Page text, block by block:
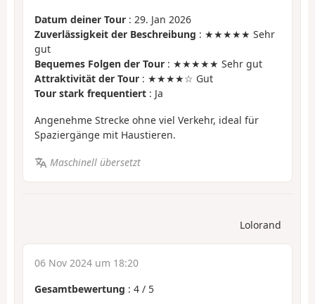
Datum deiner Tour : 29. Jan 2026
Zuverlässigkeit der Beschreibung : ★★★★★ Sehr
gut
Bequemes Folgen der Tour : ★★★★★ Sehr gut
Attraktivität der Tour : ★★★★☆ Gut
Tour stark frequentiert : Ja
Angenehme Strecke ohne viel Verkehr, ideal für
Spaziergänge mit Haustieren.
Maschinell übersetzt
Lolorand
06 Nov 2024 um 18:20
Gesamtbewertung : 4 / 5